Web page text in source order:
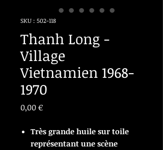
SKU : 502-118
Thanh Long -
Village
Vietnamien 1968-
1970
0,00 €Prix
Très grande huile sur toile
représentant une scène